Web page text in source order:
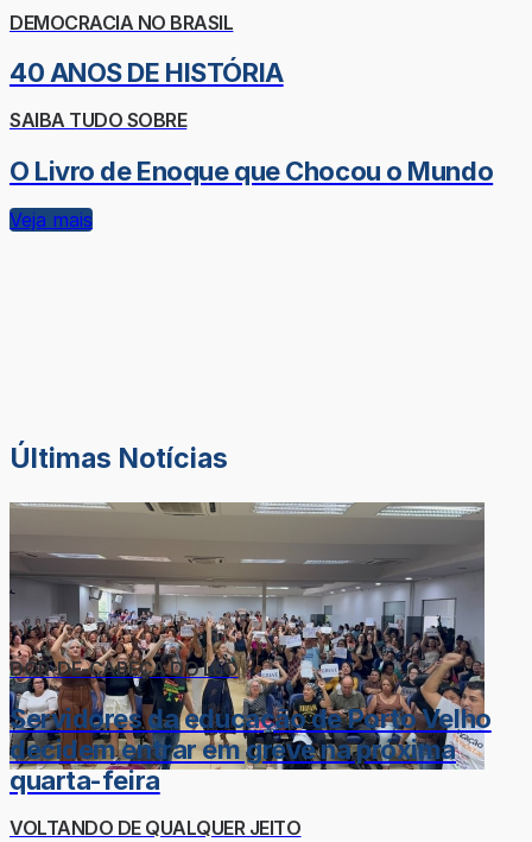
DEMOCRACIA NO BRASIL
40 ANOS DE HISTÓRIA
SAIBA TUDO SOBRE
O Livro de Enoque que Chocou o Mundo
Veja mais
Últimas Notícias
DOR-DE-CABEÇA DO LÉO
Servidores da educação de Porto Velho
decidem entrar em greve na próxima
quarta-feira
VOLTANDO DE QUALQUER JEITO